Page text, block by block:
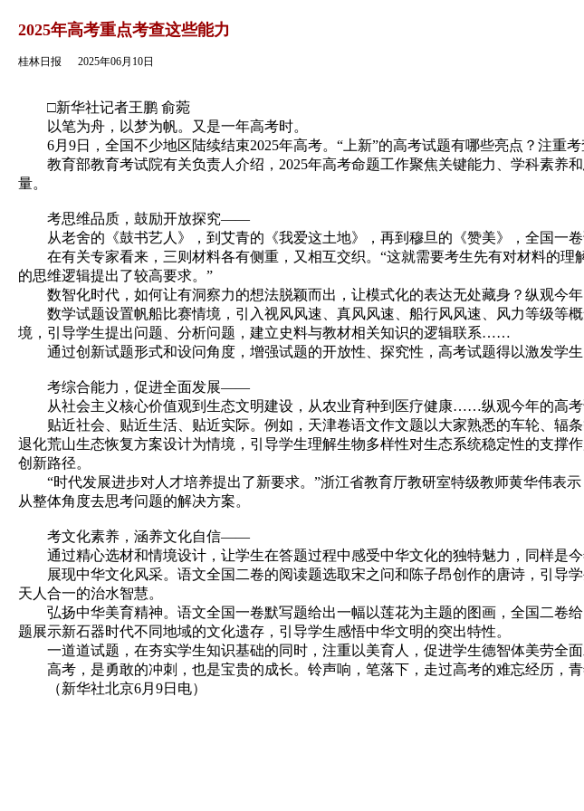
2025年高考重点考查这些能力
桂林日报 2025年06月10日
□新华社记者王鹏 俞菀
以笔为舟，以梦为帆。又是一年高考时。
6月9日，全国不少地区陆续结束2025年高考。“上新”的高考试题有哪些亮点？注重考
教育部教育考试院有关负责人介绍，2025年高考命题工作聚焦关键能力、学科素养
量。
考思维品质，鼓励开放探究——
从老舍的《鼓书艺人》，到艾青的《我爱这土地》，再到穆旦的《赞美》，全国一卷
在有关专家看来，三则材料各有侧重，又相互交织。“这就需要考生先有对材料的理
的思维逻辑提出了较高要求。”
数智化时代，如何让有洞察力的想法脱颖而出，让模式化的表达无处藏身？纵观今年
数学试题设置帆船比赛情境，引入视风风速、真风风速、船行风风速、风力等级等
境，引导学生提出问题、分析问题，建立史料与教材相关知识的逻辑联系……
通过创新试题形式和设问角度，增强试题的开放性、探究性，高考试题得以激发学生
考综合能力，促进全面发展——
从社会主义核心价值观到生态文明建设，从农业育种到医疗健康……纵观今年的高考
贴近社会、贴近生活、贴近实际。例如，天津卷语文作文题以大家熟悉的车轮、辐
退化荒山生态恢复方案设计为情境，引导学生理解生物多样性对生态系统稳定性的支
创新路径。
“时代发展进步对人才培养提出了新要求。”浙江省教育厅教研室特级教师黄华伟表
从整体角度去思考问题的解决方案。
考文化素养，涵养文化自信——
通过精心选材和情境设计，让学生在答题过程中感受中华文化的独特魅力，同样是今
展现中华文化风采。语文全国二卷的阅读题选取宋之问和陈子昂创作的唐诗，引导学
天人合一的治水智慧。
弘扬中华美育精神。语文全国一卷默写题给出一幅以莲花为主题的图画，全国二卷
题展示新石器时代不同地域的文化遗存，引导学生感悟中华文明的突出特性。
一道道试题，在夯实学生知识基础的同时，注重以美育人，促进学生德智体美劳全面
高考，是勇敢的冲刺，也是宝贵的成长。铃声响，笔落下，走过高考的难忘经历，青
（新华社北京6月9日电）